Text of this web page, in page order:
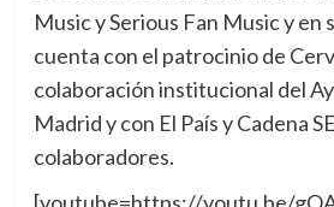
Music y Serious Fan Music y en
cuenta con el patrocinio de
colaboración institucional del
Madrid y con El País y Cadena
colaboradores.